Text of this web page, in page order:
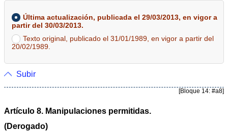
Última actualización, publicada el 29/03/2013, en vigor a
partir del 30/03/2013.
Texto original, publicado el 31/01/1989, en vigor a partir del
20/02/1989.
Subir
[Bloque 14: #a8]
Artículo 8. Manipulaciones permitidas.
(Derogado)